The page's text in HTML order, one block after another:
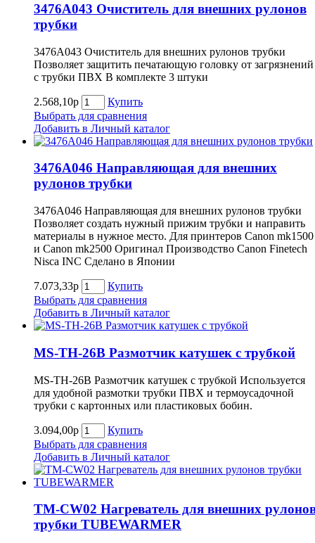
3476A043 Очиститель для внешних рулонов
трубки
3476A043 Очиститель для внешних рулонов трубки
Позволяет защитить печатающую головку от загрязнений
с трубки ПВХ В комплекте 3 штуки
2.568,10р
Купить
Выбрать для сравнения
Добавить в Личный каталог
3476A046 Направляющая для внешних
рулонов трубки
3476A046 Направляющая для внешних рулонов трубки
Позволяет создать нужный прижим трубки и направить
материалы в нужное место. Для принтеров Canon mk1500
и Canon mk2500 Оригинал Производство Canon Finetech
Nisca INC Сделано в Японии
7.073,33р
Купить
Выбрать для сравнения
Добавить в Личный каталог
MS-TH-26B Размотчик катушек с трубкой
MS-TH-26B Размотчик катушек с трубкой Используется
для удобной размотки трубки ПВХ и термоусадочной
трубки с картонных или пластиковых бобин.
3.094,00р
Купить
Выбрать для сравнения
Добавить в Личный каталог
TM-CW02 Нагреватель для внешних
трубки TUBEWARMER